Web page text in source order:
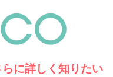
に詳しく知りたい